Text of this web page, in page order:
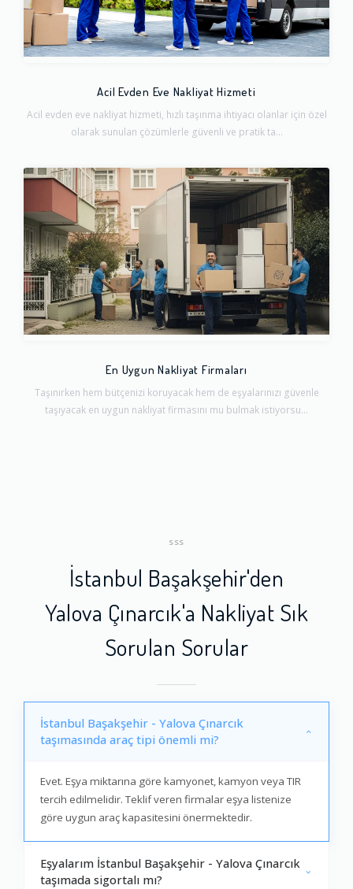
Acil Evden Eve Nakliyat Hizmeti
Acil evden eve nakliyat hizmeti, hızlı taşınma ihtiyacı olanlar için özel
olarak sunulan çözümlerle güvenli ve pratik ta...
En Uygun Nakliyat Firmaları
Taşınırken hem bütçenizi koruyacak hem de eşyalarınızı güvenle
taşıyacak en uygun nakliyat firmasını mu bulmak istiyorsu...
SSS
İstanbul Başakşehir'den
Yalova Çınarcık'a Nakliyat Sık
Sorulan Sorular
İstanbul Başakşehir - Yalova Çınarcık
taşımasında araç tipi önemli mi?
Evet. Eşya miktarına göre kamyonet, kamyon veya TIR
tercih edilmelidir. Teklif veren firmalar eşya listenize
göre uygun araç kapasitesini önermektedir.
Eşyalarım İstanbul Başakşehir - Yalova Çınarcık
taşımada sigortalı mı?